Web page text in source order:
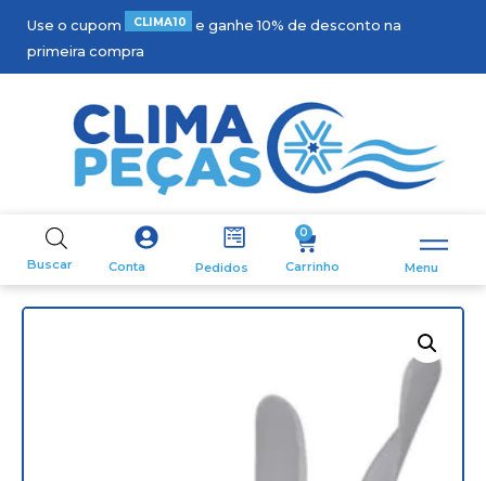
Use o cupom CLIMA10
e ganhe 10% de desconto na
primeira compra
Buscar Conta Pedidos
0
Carrinho Menu